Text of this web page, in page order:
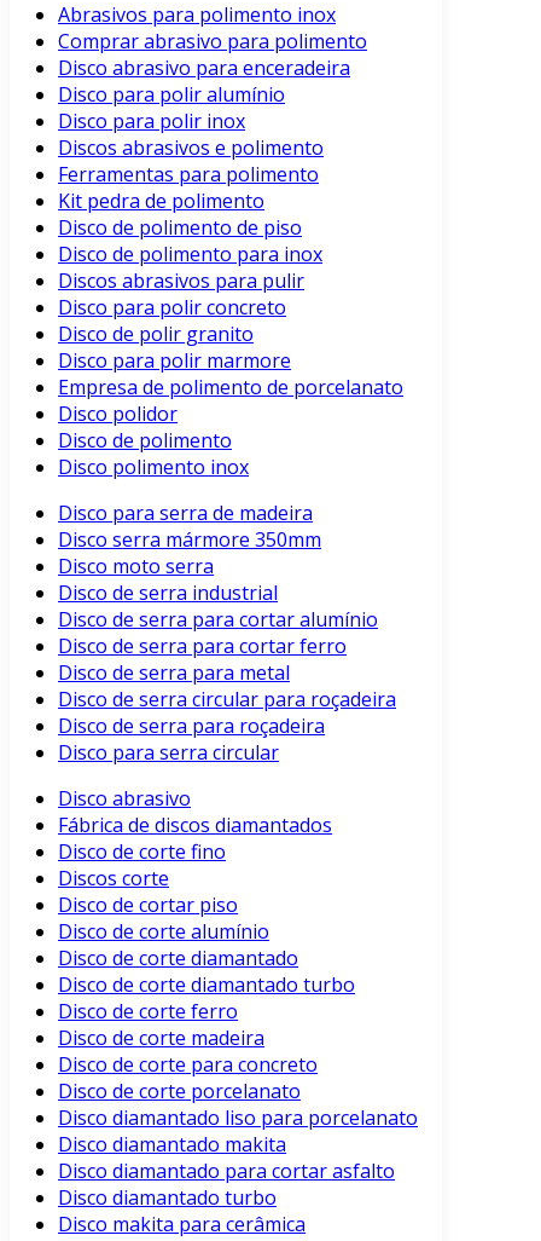
Abrasivos para polimento inox
Comprar abrasivo para polimento
Disco abrasivo para enceradeira
Disco para polir alumínio
Disco para polir inox
Discos abrasivos e polimento
Ferramentas para polimento
Kit pedra de polimento
Disco de polimento de piso
Disco de polimento para inox
Discos abrasivos para pulir
Disco para polir concreto
Disco de polir granito
Disco para polir marmore
Empresa de polimento de porcelanato
Disco polidor
Disco de polimento
Disco polimento inox
Disco para serra de madeira
Disco serra mármore 350mm
Disco moto serra
Disco de serra industrial
Disco de serra para cortar alumínio
Disco de serra para cortar ferro
Disco de serra para metal
Disco de serra circular para roçadeira
Disco de serra para roçadeira
Disco para serra circular
Disco abrasivo
Fábrica de discos diamantados
Disco de corte fino
Discos corte
Disco de cortar piso
Disco de corte alumínio
Disco de corte diamantado
Disco de corte diamantado turbo
Disco de corte ferro
Disco de corte madeira
Disco de corte para concreto
Disco de corte porcelanato
Disco diamantado liso para porcelanato
Disco diamantado makita
Disco diamantado para cortar asfalto
Disco diamantado turbo
Disco makita para cerâmica